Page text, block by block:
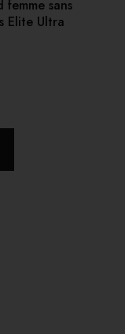
femme sans
Elite Ultra